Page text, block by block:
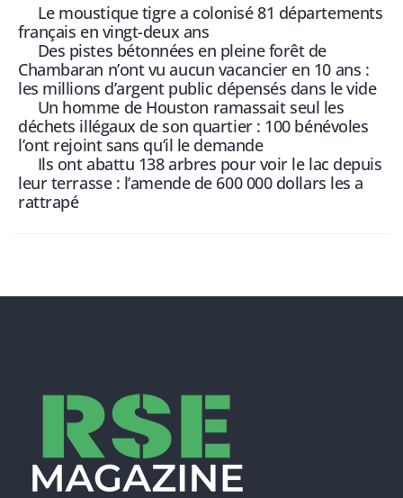
Le moustique tigre a colonisé 81 départements
français en vingt-deux ans
Des pistes bétonnées en pleine forêt de
Chambaran n’ont vu aucun vacancier en 10 ans :
les millions d’argent public dépensés dans le vide
Un homme de Houston ramassait seul les
déchets illégaux de son quartier : 100 bénévoles
l’ont rejoint sans qu’il le demande
Ils ont abattu 138 arbres pour voir le lac depuis
leur terrasse : l’amende de 600 000 dollars les a
rattrapé